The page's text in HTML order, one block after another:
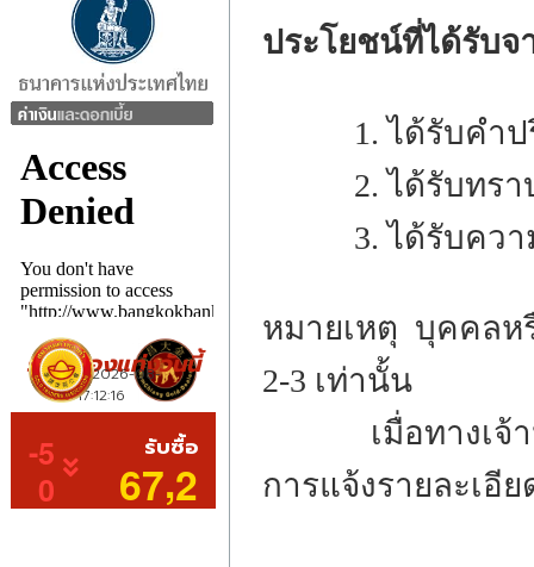
ประโยชน์ที่ได้รับจ
1. ได้รับคำปรึ
2. ได้รับทราบถึ
3. ได้รับความร
หมายเหตุ บุคคลห
2-3 เท่านั้น
เมื่อทางเจ้าหน้
การแจ้งรายละเอี